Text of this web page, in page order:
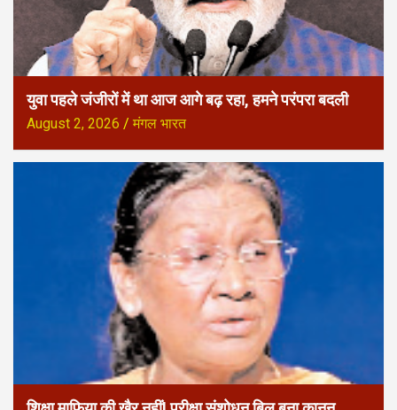
युवा पहले जंजीरों में था आज आगे बढ़ रहा, हमने परंपरा बदली
August 2, 2026 मंगल भारत